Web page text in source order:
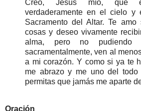
Creo, Jesús mío, que
verdaderamente en el cielo y
Sacramento del Altar. Te amo
cosas y deseo vivamente
alma, pero no pudiendo
sacramentalmente, ven al
a mi corazón. Y como si ya te
me abrazo y me uno del
permitas que jamás me aparte
Oración